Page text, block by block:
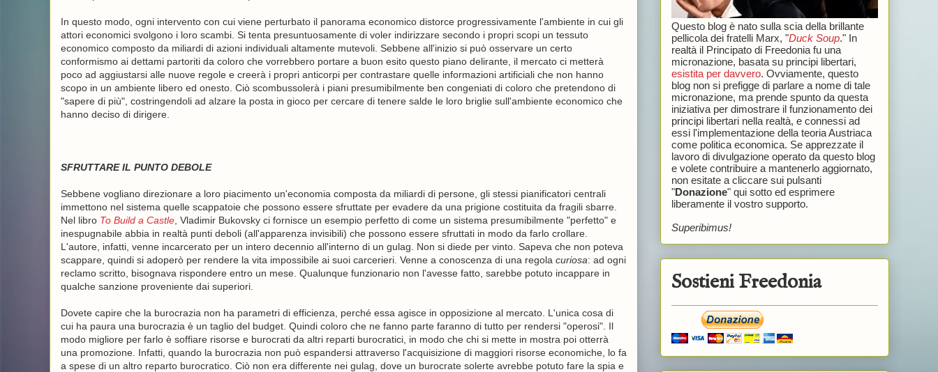
In questo modo, ogni intervento con cui viene perturbato il panorama economico distorce progressivamente l'ambiente in cui gli
attori economici svolgono i loro scambi. Si tenta presuntuosamente di voler indirizzare secondo i propri scopi un tessuto
economico composto da miliardi di azioni individuali altamente mutevoli. Sebbene all'inizio si può osservare un certo
conformismo ai dettami partoriti da coloro che vorrebbero portare a buon esito questo piano delirante, il mercato ci metterà
poco ad aggiustarsi alle nuove regole e creerà i propri anticorpi per contrastare quelle informazioni artificiali che non hanno
scopo in un ambiente libero ed onesto. Ciò scombussolerà i piani presumibilmente ben congeniati di coloro che pretendono di
"sapere di più", costringendoli ad alzare la posta in gioco per cercare di tenere salde le loro briglie sull'ambiente economico che
hanno deciso di dirigere.
SFRUTTARE IL PUNTO DEBOLE
Sebbene vogliano direzionare a loro piacimento un'economia composta da miliardi di persone, gli stessi pianificatori centrali
immettono nel sistema quelle scappatoie che possono essere sfruttate per evadere da una prigione costituita da fragili sbarre.
Nel libro To Build a Castle, Vladimir Bukovsky ci fornisce un esempio perfetto di come un sistema presumibilmente "perfetto" e
inespugnabile abbia in realtà punti deboli (all'apparenza invisibili) che possono essere sfruttati in modo da farlo crollare.
L'autore, infatti, venne incarcerato per un intero decennio all'interno di un gulag. Non si diede per vinto. Sapeva che non poteva
scappare, quindi si adoperò per rendere la vita impossibile ai suoi carcerieri. Venne a conoscenza di una regola curiosa: ad ogni
reclamo scritto, bisognava rispondere entro un mese. Qualunque funzionario non l'avesse fatto, sarebbe potuto incappare in
qualche sanzione proveniente dai superiori.
Dovete capire che la burocrazia non ha parametri di efficienza, perché essa agisce in opposizione al mercato. L'unica cosa di
cui ha paura una burocrazia è un taglio del budget. Quindi coloro che ne fanno parte faranno di tutto per rendersi "operosi". Il
modo migliore per farlo è soffiare risorse e burocrati da altri reparti burocratici, in modo che chi si mette in mostra poi otterrà
una promozione. Infatti, quando la burocrazia non può espandersi attraverso l'acquisizione di maggiori risorse economiche, lo fa
a spese di un altro reparto burocratico. Ciò non era differente nei gulag, dove un burocrate solerte avrebbe potuto fare la spia e
Questo blog è nato sulla scia della brillante
pellicola dei fratelli Marx, "Duck Soup." In
realtà il Principato di Freedonia fu una
micronazione, basata su principi libertari,
esistita per davvero. Ovviamente, questo
blog non si prefigge di parlare a nome di tale
micronazione, ma prende spunto da questa
iniziativa per dimostrare il funzionamento dei
principi libertari nella realtà, e connessi ad
essi l'implementazione della teoria Austriaca
come politica economica. Se apprezzate il
lavoro di divulgazione operato da questo blog
e volete contribuire a mantenerlo aggiornato,
non esitate a cliccare sui pulsanti
"Donazione" qui sotto ed esprimere
liberamente il vostro supporto.
Superibimus!
Sostieni Freedonia